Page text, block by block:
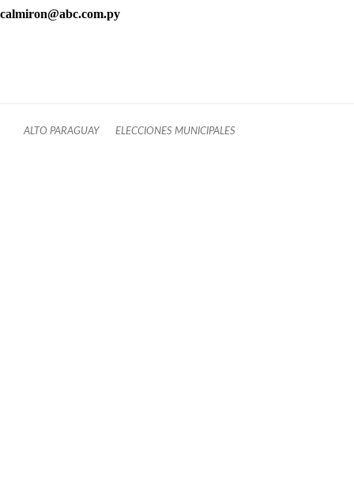
calmiron@abc.com.py
ALTO PARAGUAY ELECCIONES MUNICIPALES